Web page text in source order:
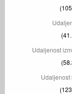
Udaljenost
Udaljenost